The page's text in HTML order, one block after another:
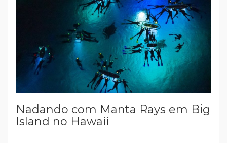
Nadando com Manta Rays em Big
Island no Hawaii